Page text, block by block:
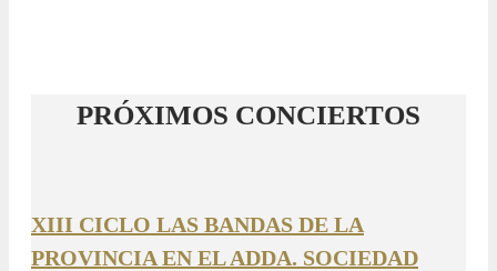
PRÓXIMOS CONCIERTOS
XIII CICLO LAS BANDAS DE LA
PROVINCIA EN EL ADDA. SOCIEDAD